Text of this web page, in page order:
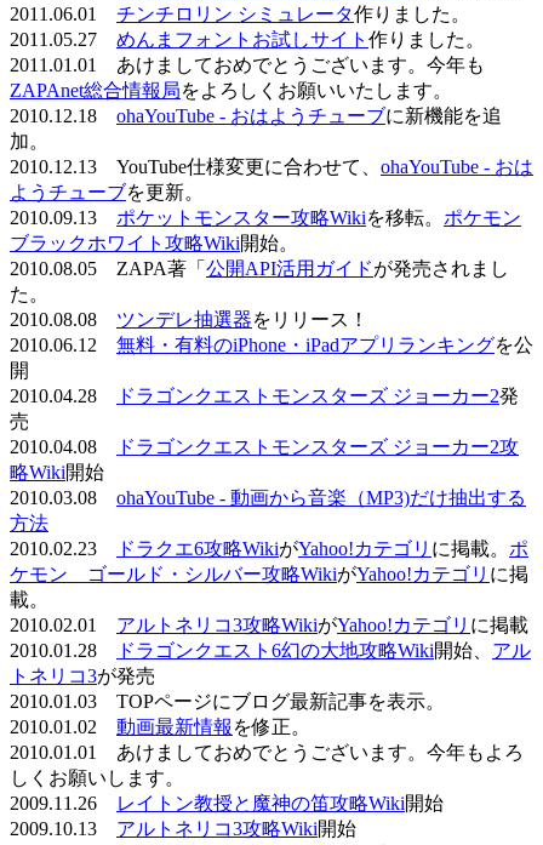
2011.06.01 チンチロリン シミュレータ作りました。
2011.05.27 めんまフォントお試しサイト 作りました。
2011.01.01 あけましておめでとうございます。今年も
ZAPAnet総合情報局をよろしくお願いいたします。
2010.12.18 ohaYouTube - おはようチューブに新機能を追
加。
2010.12.13 YouTube仕様変更に合わせて、 ohaYouTube - おは
ようチューブを更新。
2010.09.13 ポケットモンスター攻略Wikiを移転。 ポケモン
ブラックホワイト攻略Wiki開始。
2010.08.05 ZAPA著「 公開API活用ガイドが発売されまし
た。
2010.08.08 ツンデレ抽選器をリリース！
2010.06.12 無料・有料のiPhone・iPadアプリランキングを公
開
2010.04.28
ドラゴンクエストモンスターズ ジョーカー2発
売
2010.04.08
ドラゴンクエストモンスターズ ジョーカー2攻
略Wiki開始
2010.03.08 ohaYouTube - 動画から音楽（MP3)だけ抽出する
方法
2010.02.23
ドラクエ6攻略WikiがYahoo!カテゴリ に掲載。 ポ
ケモン ゴールド・シルバー攻略WikiがYahoo!カテゴリ に掲
載。
2010.02.01 アルトネリコ3攻略WikiがYahoo!カテゴリ に掲載
2010.01.28
ドラゴンクエスト6幻の大地攻略Wiki開始、 アル
トネリコ3が発売
2010.01.03 TOPページにブログ最新記事を表示。
2010.01.02 動画最新情報 を修正。
2010.01.01 あけましておめでとうございます。今年もよろ
しくお願いします。
2009.11.26
レイトン教授と魔神の笛攻略Wiki開始
2009.10.13 アルトネリコ3攻略Wiki開始